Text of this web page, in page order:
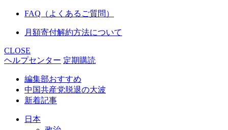
FAQ（よくあるご質問）
月額寄付解約方法について
CLOSE
ヘルプセンター 定期購読
編集部おすすめ
中国共産党脱退の大波
新着記事
日本